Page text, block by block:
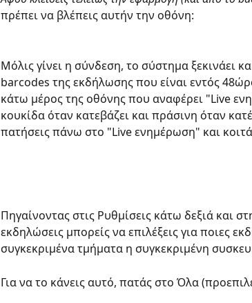
πρέπει να βλέπεις αυτήν την οθόνη:
Μόλις γίνει η σύνδεση, το σύστημα ξεκινάει
barcodes της εκδήλωσης που είναι εντός
κάτω μέρος της οθόνης που αναφέρει "Live
κουκίδα όταν κατεβάζει και πράσινη όταν
πατήσεις πάνω στο "Live ενημέρωση" και
Πηγαίνοντας στις Ρυθμίσεις κάτω δεξιά και
εκδηλώσεις μπορείς να επιλέξεις για ποιες
συγκεκριμένα τμήματα η συγκεκριμένη
Για να το κάνεις αυτό, πατάς στο Όλα